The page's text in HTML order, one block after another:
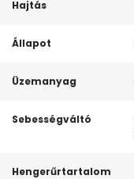
Hajtás
Állapot
Üzemanyag
Sebességváltó
Hengerűrtartalom